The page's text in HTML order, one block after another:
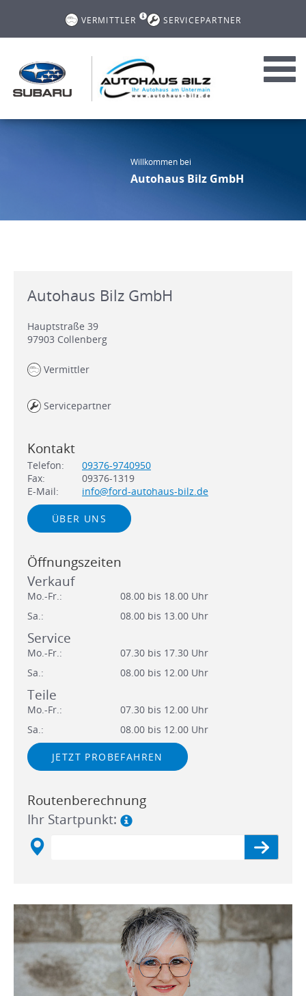
VERMITTLER SERVICEPARTNER
Willkommen bei
Autohaus Bilz GmbH
Autohaus Bilz GmbH
Hauptstraße 39
97903 Collenberg
Vermittler
Servicepartner
Kontakt
Telefon:
09376-9740950
Fax:
09376-1319
E-Mail:
info@ford-autohaus-bilz.de
ÜBER UNS
Öffnungszeiten
Verkauf
Mo.-Fr.:
08.00 bis 18.00 Uhr
Sa.:
08.00 bis 13.00 Uhr
Service
Mo.-Fr.:
07.30 bis 17.30 Uhr
Sa.:
08.00 bis 12.00 Uhr
Teile
Mo.-Fr.:
07.30 bis 12.00 Uhr
Sa.:
08.00 bis 12.00 Uhr
JETZT PROBEFAHREN
Routenberechnung
Ihr Startpunkt: